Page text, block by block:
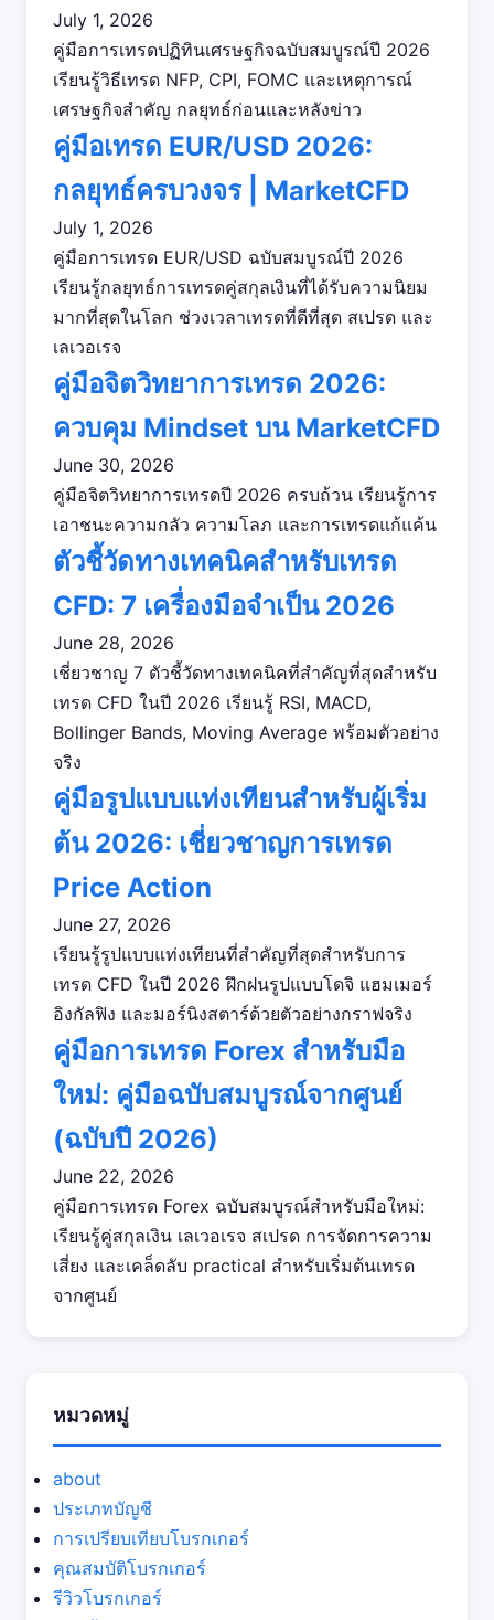
July 1, 2026
คู่มือการเทรดปฏิทินเศรษฐกิจฉบับสมบูรณ์ปี 2026
เรียนรู้วิธีเทรด NFP, CPI, FOMC และเหตุการณ์
เศรษฐกิจสำคัญ กลยุทธ์ก่อนและหลังข่าว
คู่มือเทรด EUR/USD 2026:
กลยุทธ์ครบวงจร | MarketCFD
July 1, 2026
คู่มือการเทรด EUR/USD ฉบับสมบูรณ์ปี 2026
เรียนรู้กลยุทธ์การเทรดคู่สกุลเงินที่ได้รับความนิยม
มากที่สุดในโลก ช่วงเวลาเทรดที่ดีที่สุด สเปรด และ
เลเวอเรจ
คู่มือจิตวิทยาการเทรด 2026:
ควบคุม Mindset บน MarketCFD
June 30, 2026
คู่มือจิตวิทยาการเทรดปี 2026 ครบถ้วน เรียนรู้การ
เอาชนะความกลัว ความโลภ และการเทรดแก้แค้น
ตัวชี้วัดทางเทคนิคสำหรับเทรด
CFD: 7 เครื่องมือจำเป็น 2026
June 28, 2026
เชี่ยวชาญ 7 ตัวชี้วัดทางเทคนิคที่สำคัญที่สุดสำหรับ
เทรด CFD ในปี 2026 เรียนรู้ RSI, MACD,
Bollinger Bands, Moving Average พร้อมตัวอย่าง
จริง
คู่มือรูปแบบแท่งเทียนสำหรับผู้เริ่ม
ต้น 2026: เชี่ยวชาญการเทรด
Price Action
June 27, 2026
เรียนรู้รูปแบบแท่งเทียนที่สำคัญที่สุดสำหรับการ
เทรด CFD ในปี 2026 ฝึกฝนรูปแบบโดจิ แฮมเมอร์
อิงกัลฟิง และมอร์นิงสตาร์ด้วยตัวอย่างกราฟจริง
คู่มือการเทรด Forex สำหรับมือ
ใหม่: คู่มือฉบับสมบูรณ์จากศูนย์
(ฉบับปี 2026)
June 22, 2026
คู่มือการเทรด Forex ฉบับสมบูรณ์สำหรับมือใหม่:
เรียนรู้คู่สกุลเงิน เลเวอเรจ สเปรด การจัดการความ
เสี่ยง และเคล็ดลับ practical สำหรับเริ่มต้นเทรด
จากศูนย์
หมวดหมู่
about
ประเภทบัญชี
การเปรียบเทียบโบรกเกอร์
คุณสมบัติโบรกเกอร์
รีวิวโบรกเกอร์